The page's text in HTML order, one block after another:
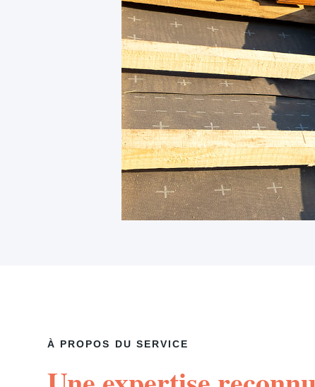
À PROPOS DU SERVICE